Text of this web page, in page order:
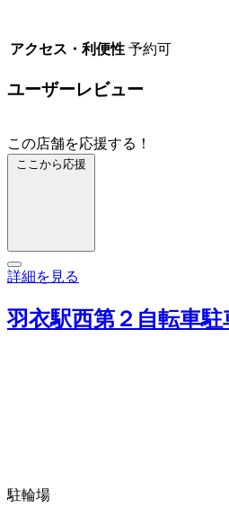
アクセス・利便性 予約可
ユーザーレビュー
この店舗を応援する！
ここから応援
詳細を見る
羽衣駅西第２自転車駐
駐輪場